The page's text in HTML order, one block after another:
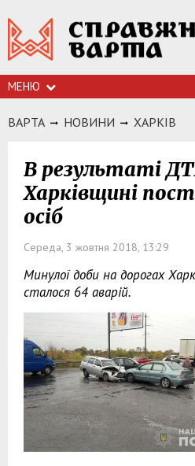
МЕНЮ
ВАРТА НОВИНИ ХАРКIВ
В результаті
Харківщині
осіб
Середа, 3 жовтня 2018, 13:29
Минулої доби на дорогах
сталося 64 аварій.